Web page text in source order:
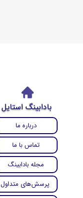
بادابینگ استایل
درباره ما
تماس با ما
مجله بادابینگ
پرسش‌های متداول